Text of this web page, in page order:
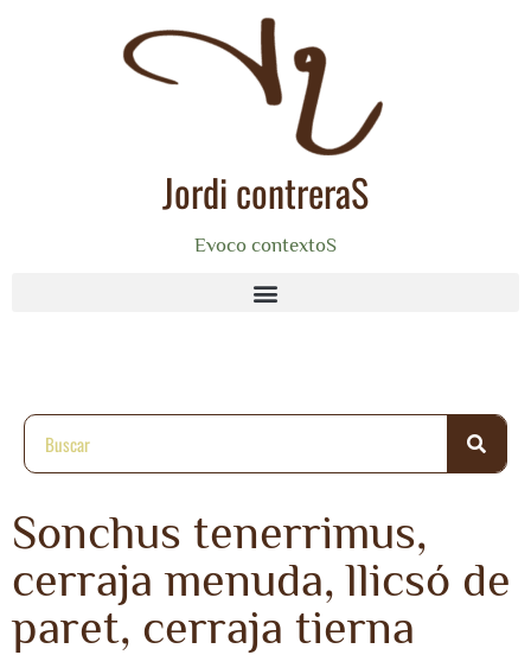
Jordi contreraS
Evoco contextoS
Sonchus tenerrimus,
cerraja menuda, llicsó de
paret, cerraja tierna